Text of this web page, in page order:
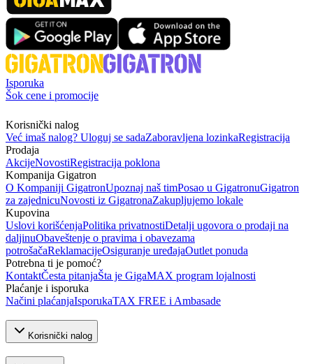
Isporuka
Šok cene i promocije
Korisnički nalog
Već imaš nalog? Uloguj se sadaZaboravljena lozinkaRegistracija
Prodaja
AkcijeNovostiRegistracija poklona
Kompanija Gigatron
O Kompaniji GigatronUpoznaj naš timPosao u GigatronuGigatron
za zajednicuNovosti iz GigatronaZakupljujemo lokale
Kupovina
Uslovi korišćenjaPolitika privatnostiDetalji ugovora o prodaji na
daljinuObaveštenje o pravima i obavezama
potrošačaReklamacijeOsiguranje uređajaOutlet ponuda
Potrebna ti je pomoć?
KontaktČesta pitanjaŠta je GigaMAX program lojalnosti
Plaćanje i isporuka
Načini plaćanjaIsporukaTAX FREE i Ambasade
Korisnički nalog